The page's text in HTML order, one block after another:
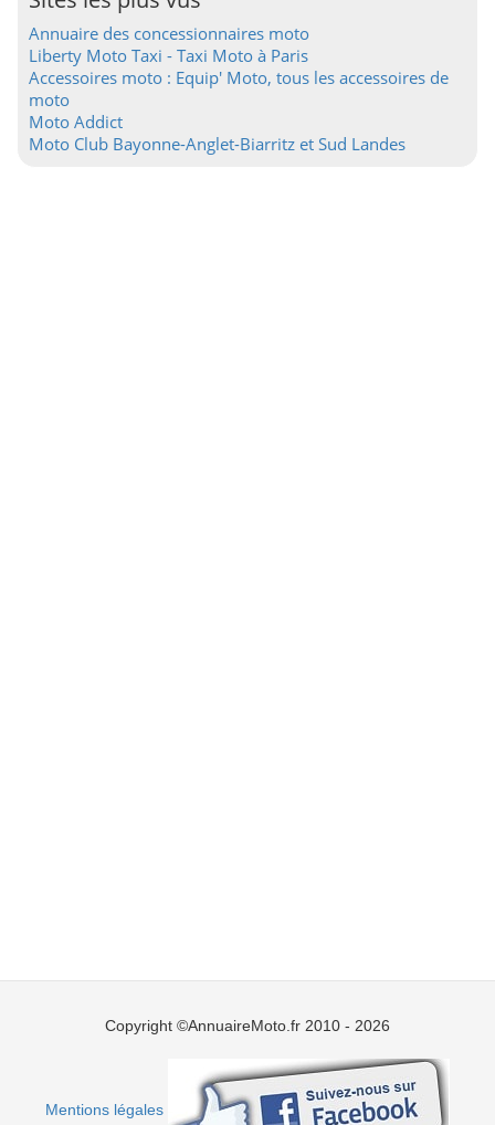
Annuaire des concessionnaires moto
Liberty Moto Taxi - Taxi Moto à Paris
Accessoires moto : Equip' Moto, tous les accessoires de
moto
Moto Addict
Moto Club Bayonne-Anglet-Biarritz et Sud Landes
Copyright ©AnnuaireMoto.fr 2010 - 2026
Mentions légales